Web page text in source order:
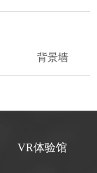
背景墙
VR体验馆